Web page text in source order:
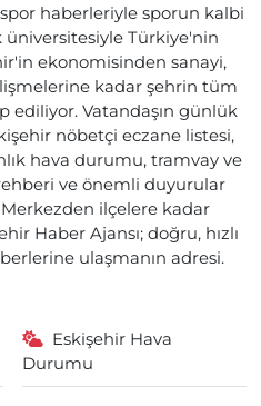
haberleriyle sporun kalbi
üniversitesiyle Türkiye'nin
ekonomisinden sanayi,
kadar şehrin tüm
ediliyor. Vatandaşın günlük
nöbetçi eczane listesi,
hava durumu, tramvay ve
ve önemli duyurular
ilçelere kadar
Haber Ajansı; doğru, hızlı
ulaşmanın adresi.
Eskişehir Hava
Durumu